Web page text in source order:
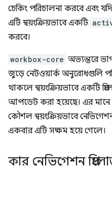
চেকিং পরিচালনা করবে এবং
এটি স্বয়ংক্রিয়ভাবে একটি
করবে।
workbox-core অভ্যন্তরে
জুড়ে নেটওয়ার্ক অনুরোধগুলি
থাকলে স্বয়ংক্রিয়ভাবে একটি
আপডেট করা হয়েছে। এর মানে
কৌশল স্বয়ংক্রিয়ভাবে নেভিগেশন
একবার এটি সক্ষম হয়ে গেলে।
কার নেভিগেশন